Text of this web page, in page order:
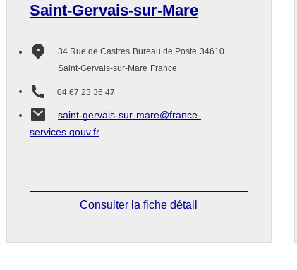
Saint-Gervais-sur-Mare
34 Rue de Castres Bureau de Poste 34610
Saint-Gervais-sur-Mare France
04 67 23 36 47
saint-gervais-sur-mare@france-
services.gouv.fr
Consulter la fiche détail